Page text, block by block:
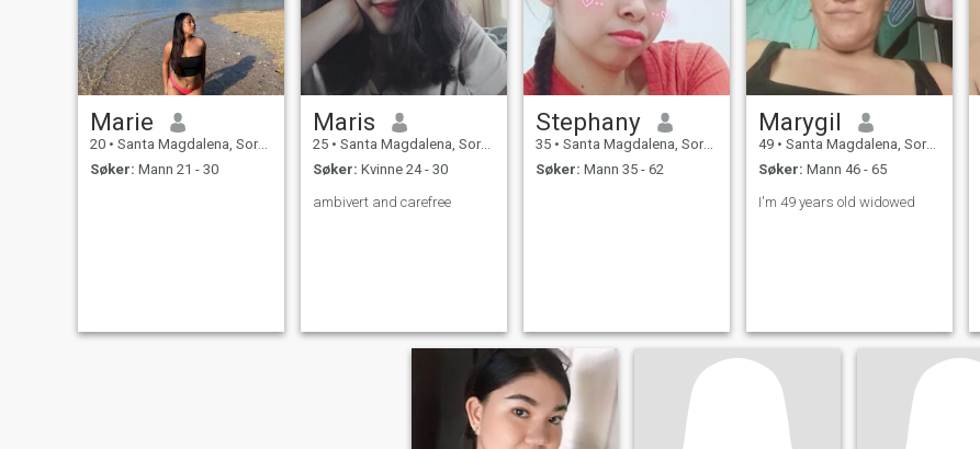
Marie
20 • Santa Magdalena, Sorsogon, Filippinene
Søker: Mann 21 - 30
Maris
25 • Santa Magdalena, Sorsogon, Filippinene
Søker: Kvinne 24 - 30
ambivert and carefree
Stephany
35 • Santa Magdalena, Sorsogon, Filippinene
Søker: Mann 35 - 62
Marygil
49 • Santa Magdalena, Sorsogon, Filippinene
Søker: Mann 46 - 65
I'm 49 years old widowed